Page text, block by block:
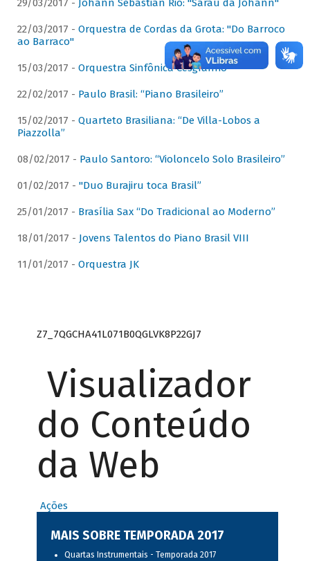
29/03/2017 - Johann Sebastian Rio: "Sarau da Johann"
22/03/2017 - Orquestra de Cordas da Grota: "Do Barroco
ao Barraco"
15/03/2017 - Orquestra Sinfônica Cesgranrio
22/02/2017 - Paulo Brasil: “Piano Brasileiro”
15/02/2017 - Quarteto Brasiliana: “De Villa-Lobos a
Piazzolla”
08/02/2017 - Paulo Santoro: “Violoncelo Solo Brasileiro”
01/02/2017 - "Duo Burajiru toca Brasil”
25/01/2017 - Brasília Sax “Do Tradicional ao Moderno”
18/01/2017 - Jovens Talentos do Piano Brasil VIII
11/01/2017 - Orquestra JK
Z7_7QGCHA41L071B0QGLVK8P22GJ7
Visualizador
do Conteúdo
da Web
Ações
MAIS SOBRE TEMPORADA 2017
Quartas Instrumentais - Temporada 2017